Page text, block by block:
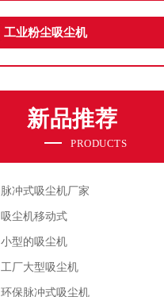
工业粉尘吸尘机
新品推荐
PRODUCTS
脉冲式吸尘机厂家
吸尘机移动式
小型的吸尘机
工厂大型吸尘机
环保脉冲式吸尘机